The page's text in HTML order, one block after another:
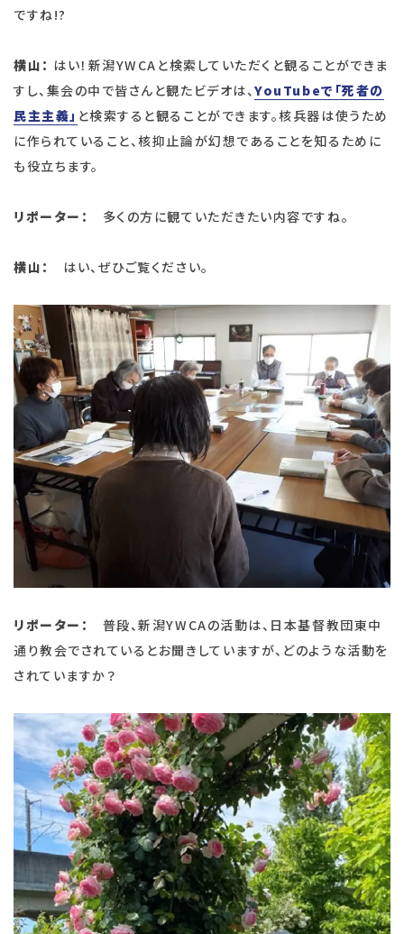
ですね!?
横山： はい！新潟YWCAと検索していただくと観ることができま
すし、集会の中で皆さんと観たビデオは、YouTubeで「死者の
民主主義」 と検索すると観ることができます。核兵器は使うため
に作られていること、核抑止論が幻想であることを知るために
も役立ちます。
リポーター： 多くの方に観ていただきたい内容ですね。
横山： はい、ぜひご覧ください。
リポーター： 普段、新潟YWCAの活動は、日本基督教団東中
通り教会でされているとお聞きしていますが、どのような活動を
されていますか？